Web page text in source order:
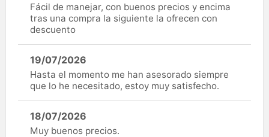
Fácil de manejar, con buenos precios y encima
tras una compra la siguiente la ofrecen con
descuento
19/07/2026
Hasta el momento me han asesorado siempre
que lo he necesitado, estoy muy satisfecho.
18/07/2026
Muy buenos precios.